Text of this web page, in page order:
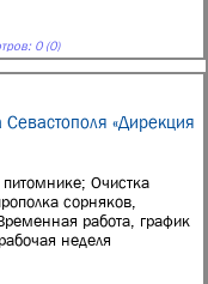
0 (0)
Севастополя «Дирекция
Очистка
сорняков,
работа, график
неделя